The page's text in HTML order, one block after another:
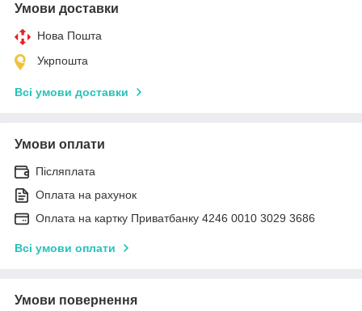
Умови доставки
Нова Пошта
Укрпошта
Всі умови доставки
Умови оплати
Післяплата
Оплата на рахунок
Оплата на картку Приватбанку 4246 0010 3029 3686
Всі умови оплати
Умови повернення